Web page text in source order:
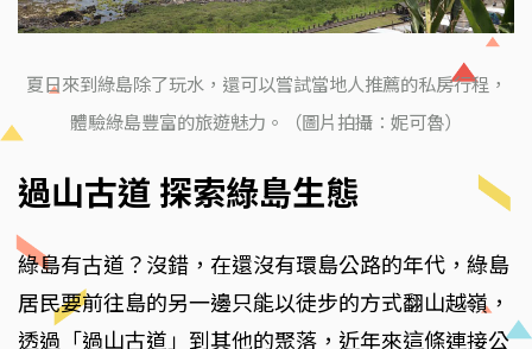
夏日來到綠島除了玩水，還可以嘗試當地人推薦的私房行程，
體驗綠島豐富的旅遊魅力。（圖片拍攝：妮可魯）
過山古道 探索綠島生態
綠島有古道？沒錯，在還沒有環島公路的年代，綠島
居民要前往島的另一邊只能以徒步的方式翻山越嶺，
透過「過山古道」到其他的聚落，近年來這條連接公